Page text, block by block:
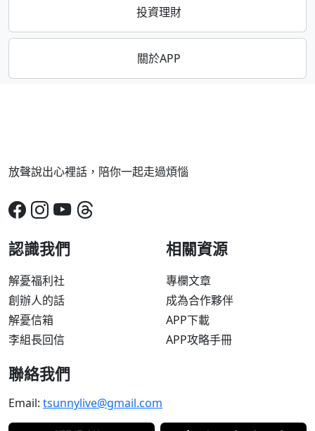
投資理財
關於APP
放聲說出心裡話，陪你一起走過煩惱
認識我們
解憂福利社
創辦人的話
解憂信箱
李組長回信
相關資源
專欄文章
成為合作夥伴
APP下載
APP攻略手冊
聯絡我們
Email: tsunnylive@gmail.com